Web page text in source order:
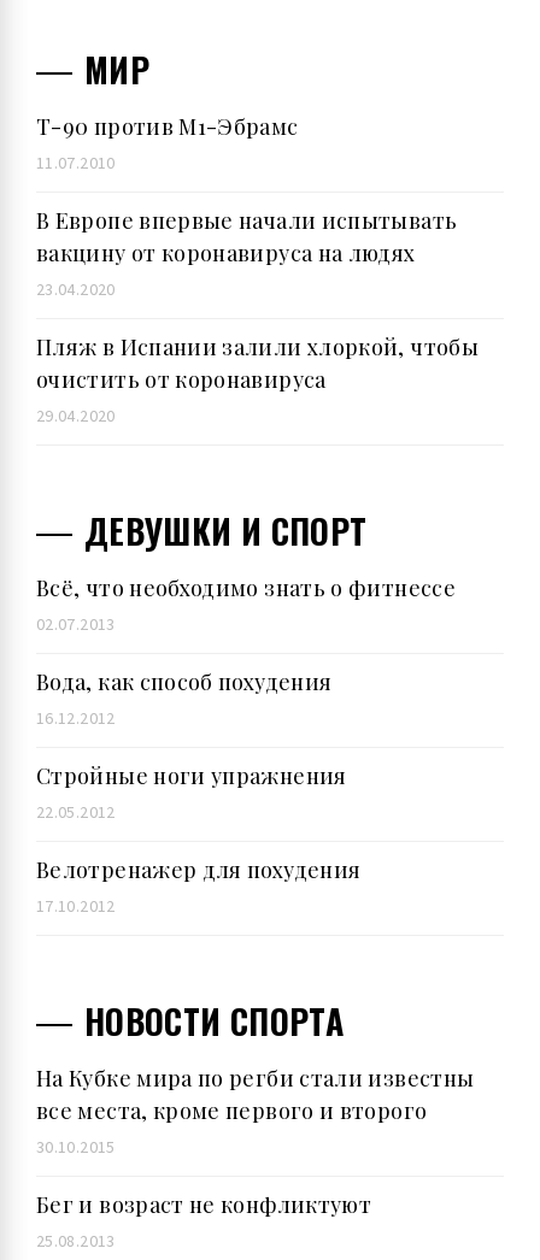
МИР
Т-90 против М1-Эбрамс
11.07.2010
В Европе впервые начали испытывать
вакцину от коронавируса на людях
23.04.2020
Пляж в Испании залили хлоркой, чтобы
очистить от коронавируса
29.04.2020
ДЕВУШКИ И СПОРТ
Всё, что необходимо знать о фитнессе
02.07.2013
Вода, как способ похудения
16.12.2012
Стройные ноги упражнения
22.05.2012
Велотренажер для похудения
17.10.2012
НОВОСТИ СПОРТА
На Кубке мира по регби стали известны
все места, кроме первого и второго
30.10.2015
Бег и возраст не конфликтуют
25.08.2013